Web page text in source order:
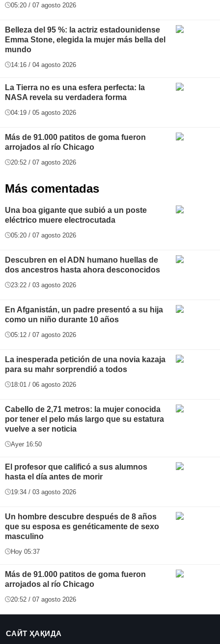
05:20 / 07 agosto 2026
Belleza del 95 %: la actriz estadounidense
Emma Stone, elegida la mujer más bella del
mundo
14:16 / 04 agosto 2026
La Tierra no es una esfera perfecta: la
NASA revela su verdadera forma
04:19 / 05 agosto 2026
Más de 91.000 patitos de goma fueron
arrojados al río Chicago
20:52 / 07 agosto 2026
Más comentadas
Una boa gigante que subió a un poste
eléctrico muere electrocutada
05:20 / 07 agosto 2026
Descubren en el ADN humano huellas de
dos ancestros hasta ahora desconocidos
23:22 / 03 agosto 2026
En Afganistán, un padre presentó a su hija
como un niño durante 10 años
05:12 / 07 agosto 2026
La inesperada petición de una novia kazaja
para su mahr sorprendió a todos
18:01 / 06 agosto 2026
Cabello de 2,71 metros: la mujer conocida
por tener el pelo más largo que su estatura
vuelve a ser noticia
Ayer 16:50
El profesor que calificó a sus alumnos
hasta el día antes de morir
19:34 / 03 agosto 2026
Un hombre descubre después de 8 años
que su esposa es genéticamente de sexo
masculino
Hoy 05:37
Más de 91.000 patitos de goma fueron
arrojados al río Chicago
20:52 / 07 agosto 2026
САЙТ ҲАҚИДА